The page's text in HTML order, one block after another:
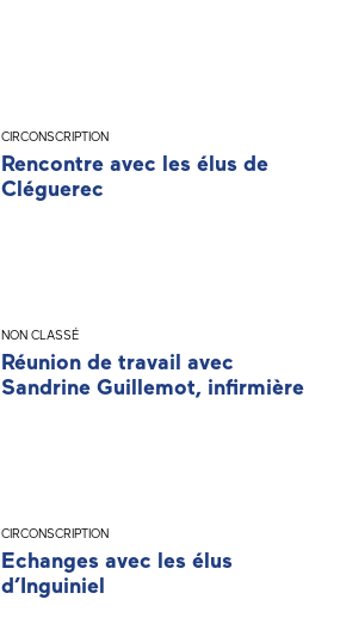
CIRCONSCRIPTION
Rencontre avec les élus de
Cléguerec
NON CLASSÉ
Réunion de travail avec
Sandrine Guillemot, infirmière
CIRCONSCRIPTION
Echanges avec les élus
d’Inguiniel